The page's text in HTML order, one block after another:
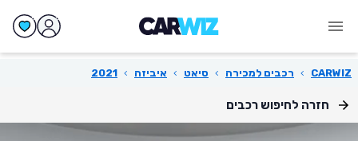
CARWIZ
› רכבים למכירה › סיאט › איביזה ›
2021
חזרה לחיפוש רכבים